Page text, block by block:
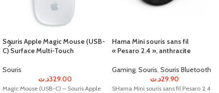
Souris Apple Magic Mouse (USB-
C) Surface Multi-Touch
Souris
329.00د.ت
Magic Mouse (USB-C) – Souris Apple
Hama Mini souris sans fil
« Pesaro 2.4 », anthracite
Gaming, Souris, Souris Bluetooth
29.90د.ت
SHama Mini souris sans fil Pesaro 2.4